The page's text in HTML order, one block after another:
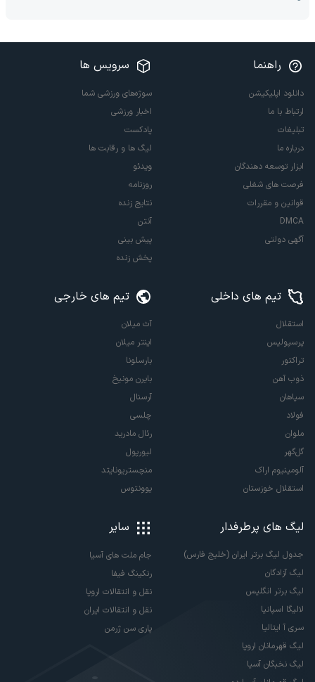
راهنما
دانلود اپلیکیشن
ارتباط با ما
تبلیغات
درباره ما
ابزار توسعه دهندگان
فرصت های شغلی
قوانین و مقررات
DMCA
آگهی دولتی
سرویس ها
سوژه‌های ورزشی شما
اخبار ورزشی
پادکست
لیگ ها و رقابت ها
ویدئو
روزنامه
نتایج زنده
آنتن
پیش بینی
پخش زنده
تیم های داخلی
استقلال
پرسپولیس
تراکتور
ذوب آهن
سپاهان
فولاد
ملوان
گل‌گهر
آلومینیوم اراک
استقلال خوزستان
تیم های خارجی
آث میلان
اینتر میلان
بارسلونا
بایرن مونیخ
آرسنال
چلسی
رئال مادرید
لیورپول
منچستریونایتد
یوونتوس
لیگ های پرطرفدار
جدول لیگ برتر ایران (خلیج فارس)
لیگ آزادگان
لیگ برتر انگلیس
لالیگا اسپانیا
سری آ ایتالیا
لیگ قهرمانان اروپا
لیگ نخبگان آسیا
سایر
جام ملت های آسیا
رنکینگ فیفا
نقل و انتقالات اروپا
نقل و انتقالات ایران
پاری سن ژرمن